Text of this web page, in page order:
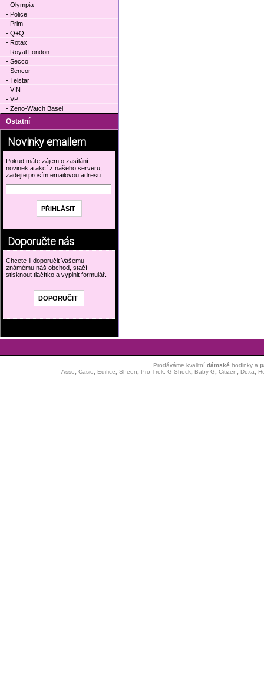
- Olympia
- Police
- Prim
- Q+Q
- Rotax
- Royal London
- Secco
- Sencor
- Telstar
- VIN
- VP
- Zeno-Watch Basel
Ostatní
Novinky emailem
Pokud máte zájem o zasílání
novinek a akcí z našeho serveru,
zadejte prosím emailovou adresu.
Doporučte nás
Chcete-li doporučit Vašemu
známému náš obchod, stačí
stisknout tlačítko a vyplnit formulář.
Prodáváme kvalitní dámské hodinkya
Asso
Casio Edifice Sheen Pro-Trek, G-Shock, Baby-G Citizen Doxa